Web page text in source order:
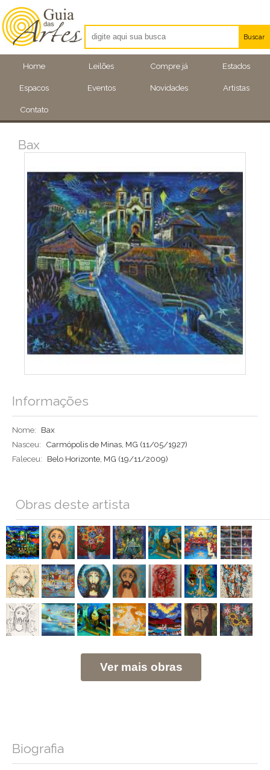
Home Leilões Compre já Estados
Espacos Eventos Novidades Artistas
Contato
Buscar
Artistas
Eventos
Bax
Informações
Nome:
Bax
Nasceu:
Carmópolis de Minas, MG (11/05/1927)
Faleceu:
Belo Horizonte, MG (19/11/2009)
Obras deste artista
Ver mais obras
Biografia